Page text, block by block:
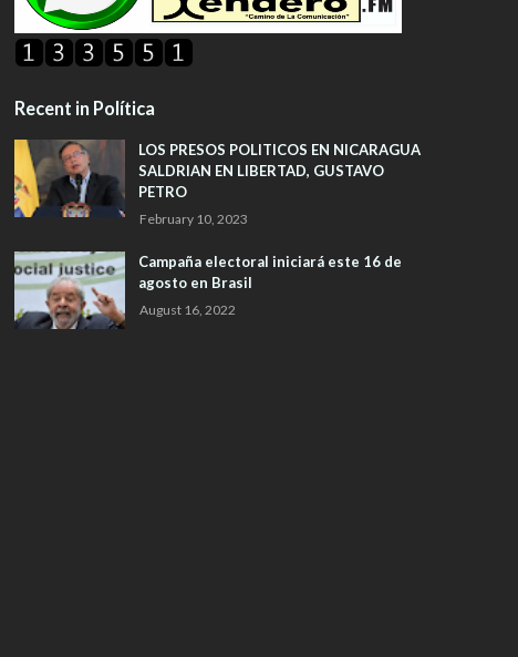
Recent in Política
LOS PRESOS POLITICOS EN NICARAGUA
SALDRIAN EN LIBERTAD, GUSTAVO
PETRO
February 10, 2023
Campaña electoral iniciará este 16 de
agosto en Brasil
August 16, 2022